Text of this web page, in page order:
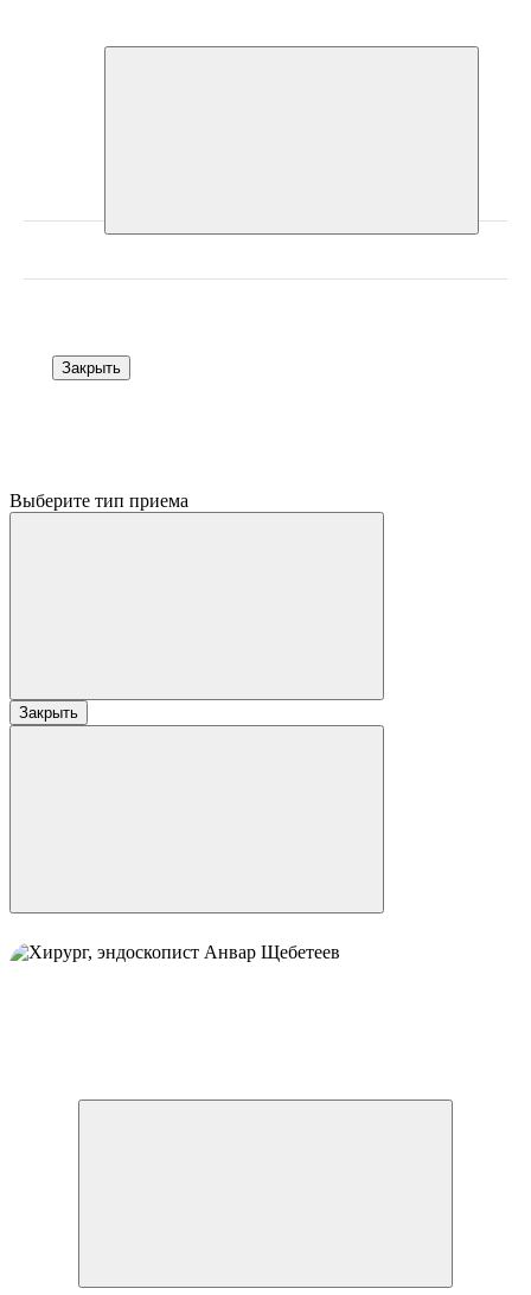
Закрыть
Выберите тип приема
Закрыть